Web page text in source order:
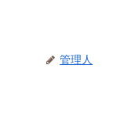
管理人